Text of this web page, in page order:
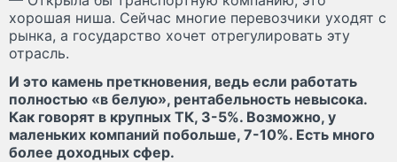
хорошая ниша. Сейчас многие перевозчики уходят с
рынка, а государство хочет отрегулировать эту
отрасль.
И это камень преткновения, ведь если работать
полностью «в белую», рентабельность невысока.
Как говорят в крупных ТК, 3-5%. Возможно, у
маленьких компаний побольше, 7-10%. Есть много
более доходных сфер.